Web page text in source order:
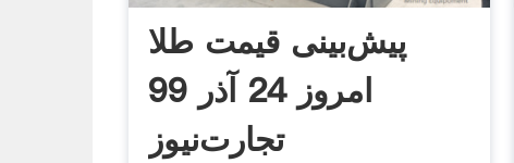
پیش‌بینی قیمت طلا
امروز 24 آذر 99
تجارت‌نیوز